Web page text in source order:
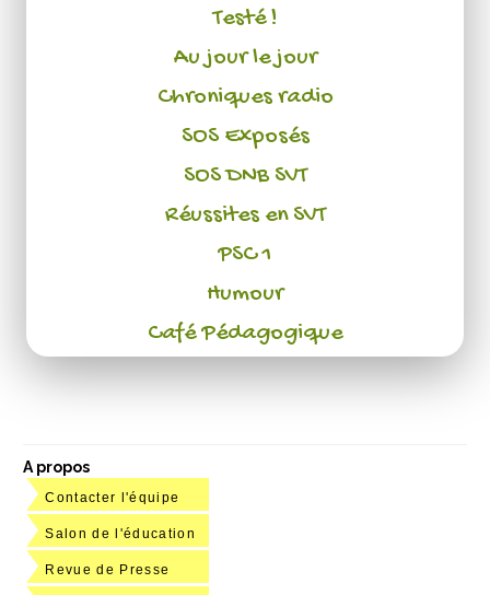
Testé !
Au jour le jour
Chroniques radio
SOS Exposés
SOS DNB SVT
Réussites en SVT
PSC 1
Humour
Café Pédagogique
A propos
Contacter l'équipe
Salon de l'éducation
Revue de Presse